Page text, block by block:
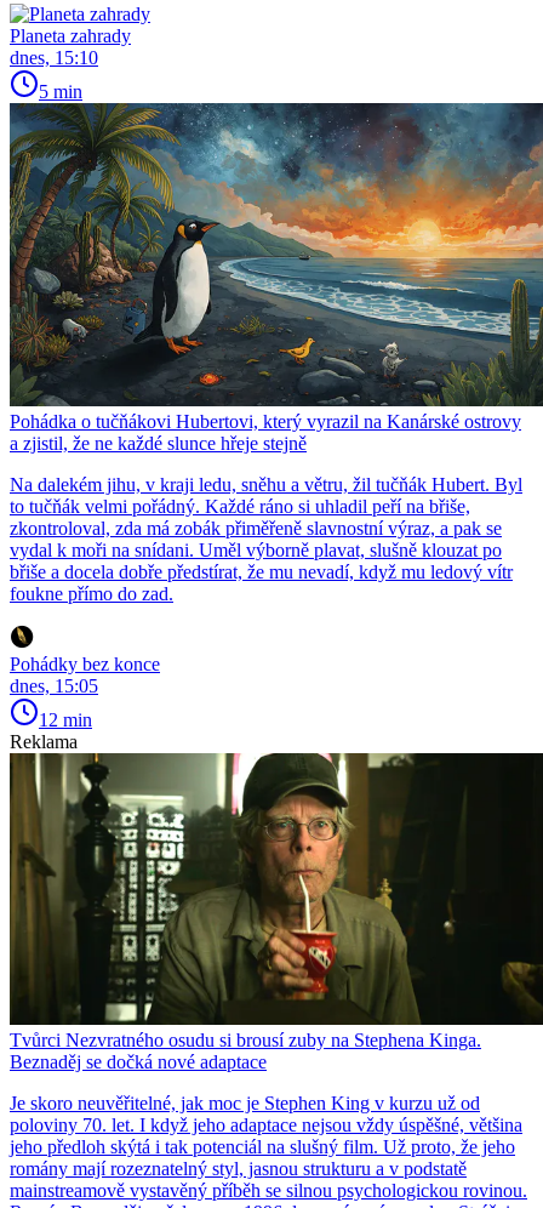
Planeta zahrady
dnes, 15:10
5 min
Pohádka o tučňákovi Hubertovi, který vyrazil na Kanárské ostrovy
a zjistil, že ne každé slunce hřeje stejně
Na dalekém jihu, v kraji ledu, sněhu a větru, žil tučňák Hubert. Byl
to tučňák velmi pořádný. Každé ráno si uhladil peří na břiše,
zkontroloval, zda má zobák přiměřeně slavnostní výraz, a pak se
vydal k moři na snídani. Uměl výborně plavat, slušně klouzat po
břiše a docela dobře předstírat, že mu nevadí, když mu ledový vítr
foukne přímo do zad.
Pohádky bez konce
dnes, 15:05
12 min
Reklama
Tvůrci Nezvratného osudu si brousí zuby na Stephena Kinga.
Beznaděj se dočká nové adaptace
Je skoro neuvěřitelné, jak moc je Stephen King v kurzu už od
poloviny 70. let. I když jeho adaptace nejsou vždy úspěšné, většina
jeho předloh skýtá i tak potenciál na slušný film. Už proto, že jeho
romány mají rozeznatelný styl, jasnou strukturu a v podstatě
mainstreamově vystavěný příběh se silnou psychologickou rovinou.